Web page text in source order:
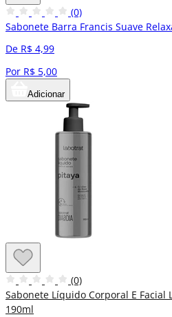
(0)
Sabonete Barra Francis Suave
De R$ 4,99
Por R$ 5,00
Adicionar
(0)
Sabonete Líquido Corporal E Facial
190ml